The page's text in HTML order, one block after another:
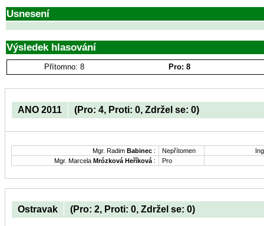
Usnesení
Výsledek hlasování
Přítomno: 8 Pro: 8
ANO 2011 (Pro: 4, Proti: 0, Zdržel se: 0)
Mgr. Radim Babinec : Nepřítomen
Mgr. Marcela Mrózková Heříková : Pro
Ostravak (Pro: 2, Proti: 0, Zdržel se: 0)